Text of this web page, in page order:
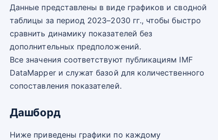
Данные представлены в виде графиков и сводной
таблицы за период 2023–2030 гг., чтобы быстро
сравнить динамику показателей без
дополнительных предположений.
Все значения соответствуют публикациям IMF
DataMapper и служат базой для количественного
сопоставления показателей.
Дашборд
Ниже приведены графики по каждому